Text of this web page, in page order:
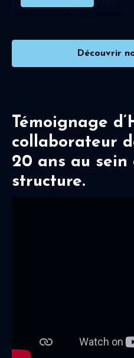
Découvrir
Témoignage
collaborateur
20 ans au sein
structure.